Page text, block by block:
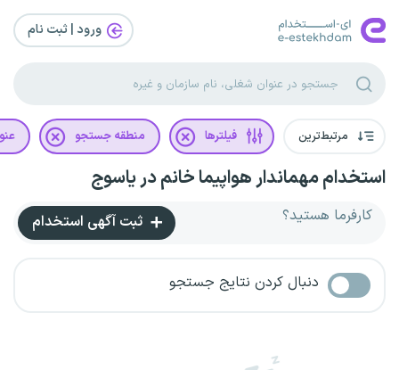
ورود | ثبت‌ نام
مرتبط‌ترین فیلترها منطقه جستجو
استخدام مهماندار هواپیما خانم در یاسوج
کارفرما هستید؟ ثبت آگهی استخدام
دنبال کردن نتایج جستجو